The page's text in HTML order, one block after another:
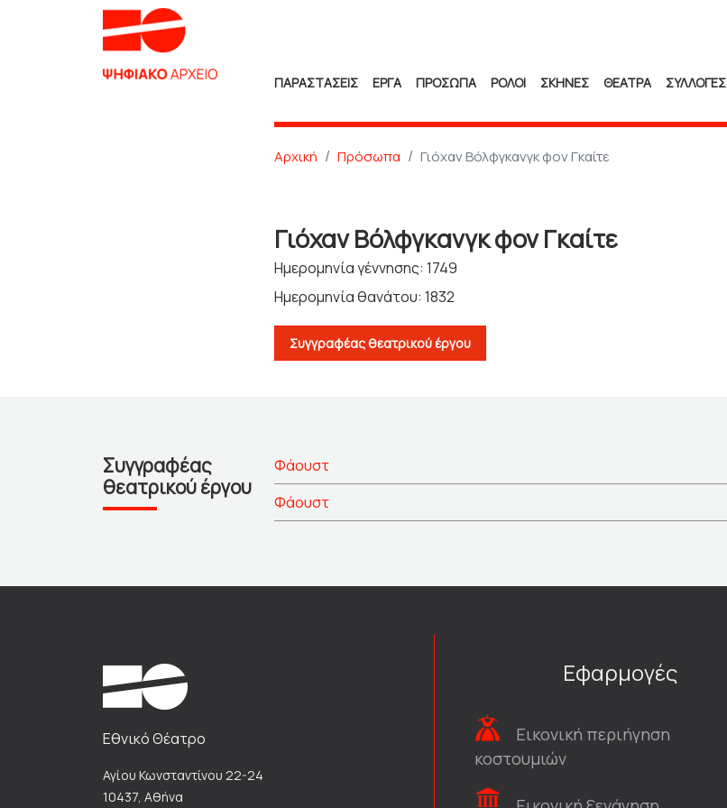
ΠΑΡΑΣΤΑΣΕΙΣ ΕΡΓΑ ΠΡΟΣΩΠΑ ΡΟΛΟΙ ΣΚΗΝΕΣ ΘΕΑΤΡΑ ΣΥΛΛΟΓΈΣ
Αρχική Πρόσωπα Γιόχαν Βόλφγκανγκ φον Γκαίτε
Γιόχαν Βόλφγκανγκ φον Γκαίτε
Ημερομηνία γέννησης: 1749
Ημερομηνία θανάτου: 1832
Συγγραφέας θεατρικού έργου
Συγγραφέας
θεατρικού έργου
Φάουστ
Φάουστ
Εθνικό Θέατρο
Αγίου Κωνσταντίνου 22-24
10437, Αθήνα
Εφαρμογές
Εικονική περιήγηση
κοστουμιών